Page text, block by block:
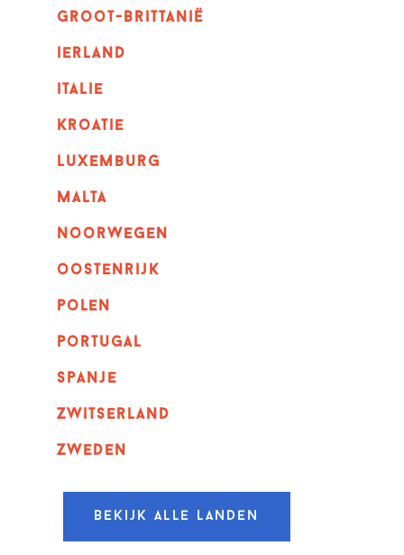
Groot-Brittanië
ierland
italie
kroatie
luxemburg
malta
noorwegen
oostenrijk
polen
portugal
spanje
zwitserland
zweden
Bekijk alle landen